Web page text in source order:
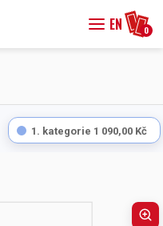
EN 0
1. kategorie 1 090,00 Kč